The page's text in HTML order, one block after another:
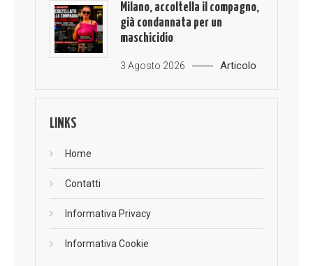
Milano, accoltella il compagno,
già condannata per un
maschicidio
3 Agosto 2026 Articolo
LINKS
Home
Contatti
Informativa Privacy
Informativa Cookie